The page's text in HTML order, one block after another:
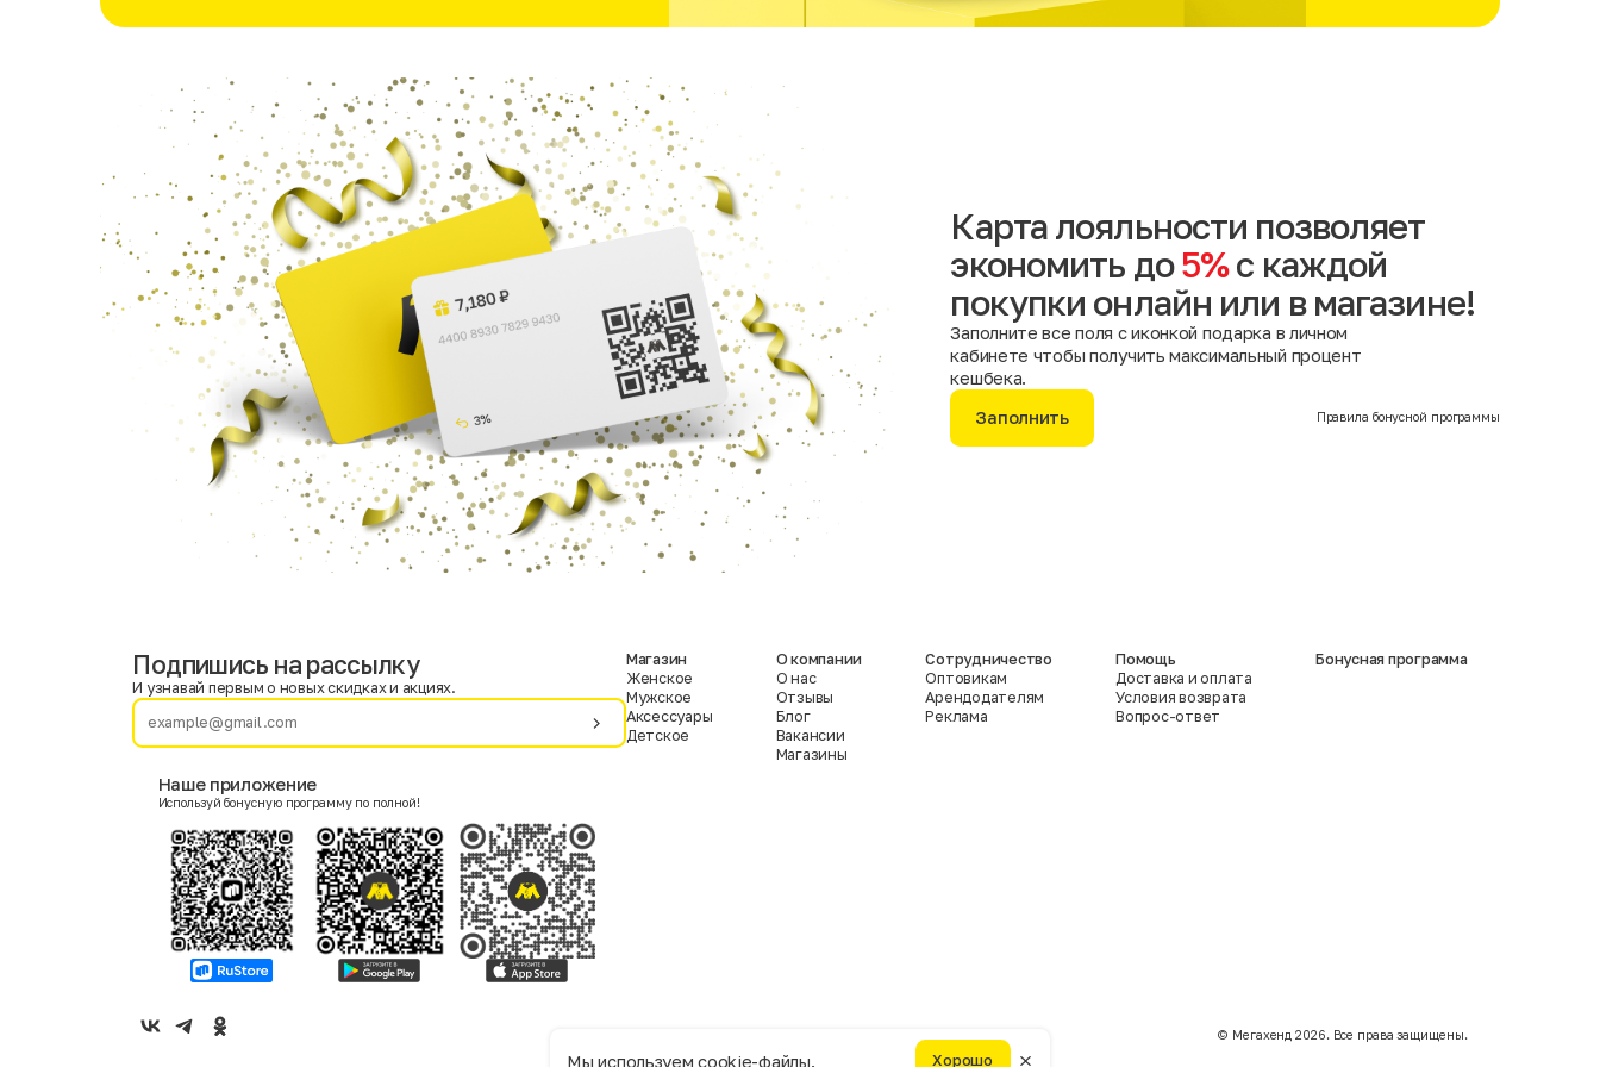
Карта лояльности позволяет
экономить до5%с каждой
покупки онлайн или в магазине!
Заполните все поля с иконкой подарка в личном
кабинете чтобы получить максимальный процент
кешбека.
Заполнить
Правила бонусной программы
Фамилия
Женский
Согласие на получение чеков по электронной почте
Мы используем cookie-файлы. Хорошо
Подпишись на рассылку
И узнавай первым о новых скидках и акциях.
Наше приложение
Используй бонусную программу по полной!
Магазин
Женское
Мужское
Аксессуары
Детское
О компании
О нас
Отзывы
Блог
Вакансии
Магазины
Сотрудничество
Оптовикам
Арендодателям
Реклама
Помощь
Доставка и оплата
Условия возврата
Вопрос-ответ
Бонусная программа
©️ Мегахенд 2026. Все права защищены.